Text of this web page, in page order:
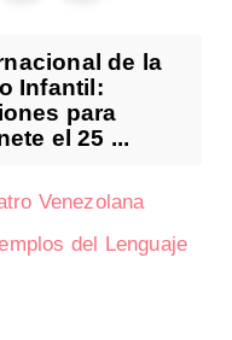
de la
Infantil:
para
el 25 ...
Venezolana
del Lenguaje